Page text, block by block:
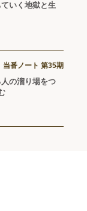
いく地獄と生
当番ノート 第35期
の溜り場をつ